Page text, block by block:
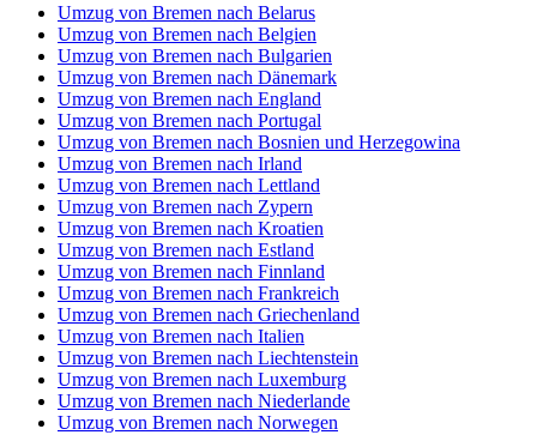
Umzug von Bremen nach Belarus
Umzug von Bremen nach Belgien
Umzug von Bremen nach Bulgarien
Umzug von Bremen nach Dänemark
Umzug von Bremen nach England
Umzug von Bremen nach Portugal
Umzug von Bremen nach Bosnien und Herzegowina
Umzug von Bremen nach Irland
Umzug von Bremen nach Lettland
Umzug von Bremen nach Zypern
Umzug von Bremen nach Kroatien
Umzug von Bremen nach Estland
Umzug von Bremen nach Finnland
Umzug von Bremen nach Frankreich
Umzug von Bremen nach Griechenland
Umzug von Bremen nach Italien
Umzug von Bremen nach Liechtenstein
Umzug von Bremen nach Luxemburg
Umzug von Bremen nach Niederlande
Umzug von Bremen nach Norwegen